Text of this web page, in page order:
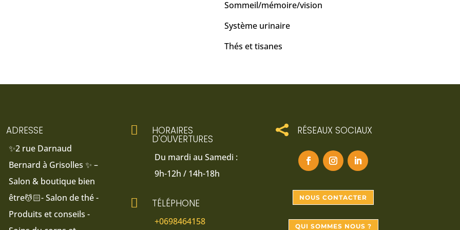
Sommeil/mémoire/vision
Système urinaire
Thés et tisanes
ADRESSE
✨2 rue Darnaud
Bernard à Grisolles ✨ –
Salon & boutique bien
être💆🏻- Salon de thé -
Produits et conseils -
 HORAIRES
D'OUVERTURES
Du mardi au Samedi :
9h-12h / 14h-18h
 TÉLÉPHONE
+0698464158
 RÉSEAUX SOCIAUX
NOUS CONTACTER
QUI SOMMES NOUS ?